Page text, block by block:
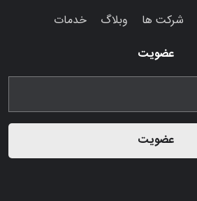
شرکت ها وبلاگ
خدمات
عضویت
عضویت